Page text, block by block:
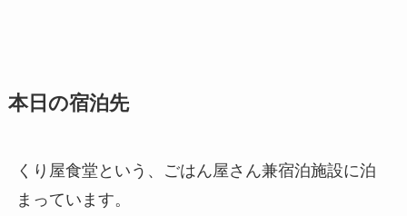
本日の宿泊先
くり屋食堂という、ごはん屋さん兼宿泊施設に泊
まっています。